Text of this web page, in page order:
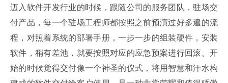
迈入软件开发行业的时候，跟随公司的服务团队，驻场交
付产品，每一个驻场工程师都按照之前预演过好多遍的流
程，对照着系统的部署手册，一步一步的组装硬件，安装
软件，稍有差池，就要按照对应的应急预案进行回滚。开
始的时候觉得交付像一个神圣的仪式，将用智慧和汗水构